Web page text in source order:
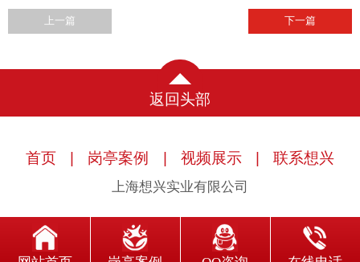
上一篇 下一篇
返回头部
首页 岗亭案例 视频展示 联系想兴
上海想兴实业有限公司